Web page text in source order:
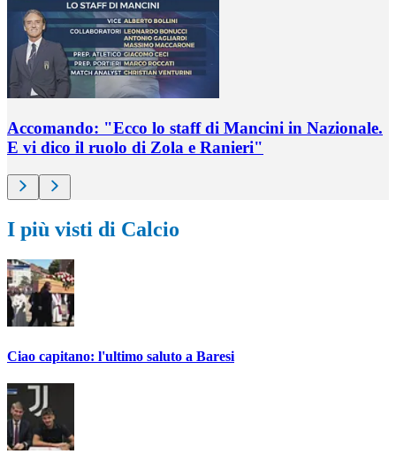
Accomando: "Ecco lo staff di Mancini in Nazionale.
E vi dico il ruolo di Zola e Ranieri"
I più visti di Calcio
Ciao capitano: l'ultimo saluto a Baresi